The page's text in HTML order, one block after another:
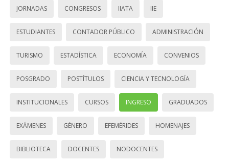
JORNADAS CONGRESOS IIATA IIE
ESTUDIANTES CONTADOR PÚBLICO ADMINISTRACIÓN
TURISMO ESTADÍSTICA ECONOMÍA CONVENIOS
POSGRADO POSTÍTULOS CIENCIA Y TECNOLOGÍA
INSTITUCIONALES CURSOS INGRESO GRADUADOS
EXÁMENES GÉNERO EFEMÉRIDES HOMENAJES
BIBLIOTECA DOCENTES NODOCENTES